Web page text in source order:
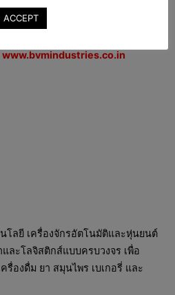
www.bvmindustries.co.in
โลยี เครื่องจักรอัตโนมัติและหุ่นยนต์
ละโลจิสติกส์แบบครบวงจร เพื่อ
รื่องดื่ม ยา สมุนไพร เบเกอรี่ และ
ACCEPT